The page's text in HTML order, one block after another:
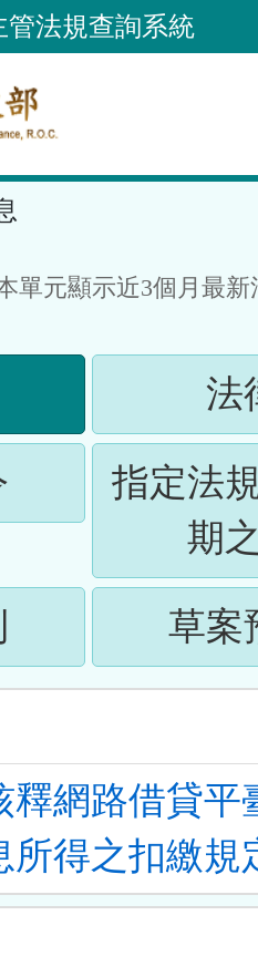
管法規查詢系統
單元顯示近3個月最新
)
法
按
下
查
看
清
單)
指定法
期
按
ENTER
查
看
草案
釋網路借貸平
所得之扣繳規